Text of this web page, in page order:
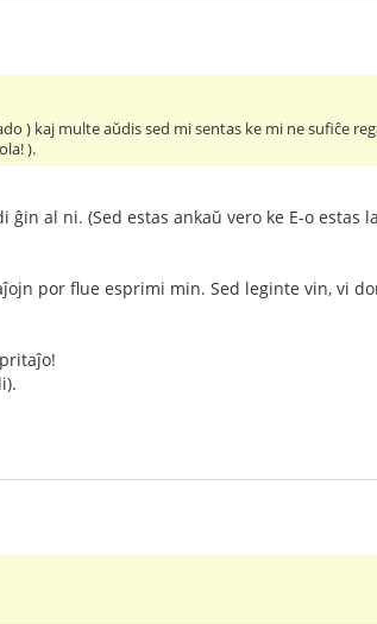
) kaj multe aŭdis sed mi sentas ke mi ne sufiĉe
).
al ni. (Sed estas ankaŭ vero ke E-o estas
por flue esprimi min. Sed leginte vin, vi